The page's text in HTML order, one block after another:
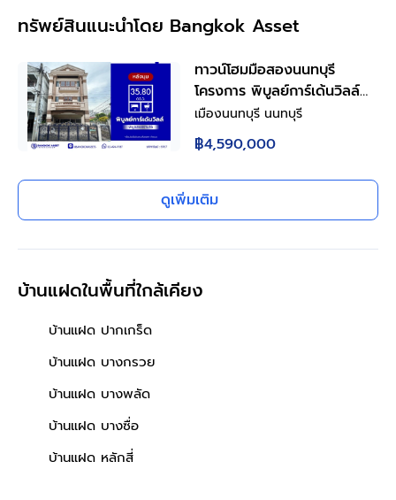
ทรัพย์สินแนะนำโดย Bangkok Asset
ทาวน์โฮมมือสองนนทบุรี
โครงการ พิบูลย์การ์เด้นวิลล์
พิบูลย์สงคราม16 เนื้อที่เกือบ
35.8 ตร.ว. พื้นที่ใช้สอย 200
ตร.ม. ฟังก์ชัน 4 ห้องนอน 5
ห้องน้ำ บนสุดยอดทำเล เชื่อม
ถนนพิบูลย์สงคราม, ถนน
วงศ์สว่าง, ถนนนครอินทร์ และ
และจุดขึ้นทางด่วน "ศรีรัช-
วงแหวนรอบน
เมืองนนทบุรี นนทบุรี
฿4,590,000
ดูเพิ่มเติม
บ้านแฝดในพื้นที่ใกล้เคียง
บ้านแฝด ปากเกร็ด
บ้านแฝด บางกรวย
บ้านแฝด บางพลัด
บ้านแฝด บางซื่อ
บ้านแฝด หลักสี่